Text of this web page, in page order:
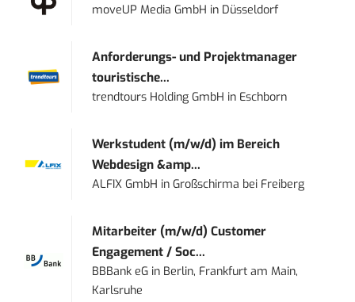
moveUP Media GmbH in Düsseldorf
Anforderungs- und Projektmanager
touristische...
trendtours Holding GmbH in Eschborn
Werkstudent (m/w/d) im Bereich
Webdesign &amp...
ALFIX GmbH inGroßschirma bei Freiberg
Mitarbeiter (m/w/d) Customer
Engagement / Soc...
BBBank eG in Berlin, Frankfurt am Main,
Karlsruhe